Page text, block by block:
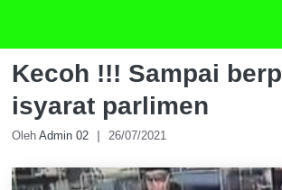
Kecoh !!! Sampai
isyarat parlimen
Oleh Admin 02 26/07/2021